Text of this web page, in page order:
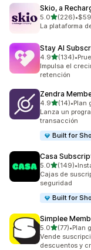
Skio, a
5.0de 5(226)
226 reseñas en
•
La plataforma
Stay AI
4.9de 5(134)
134 reseñas en
•
Impulsa el
retención
Zendra
4.9de 5(14)
14 reseñas en
•Plan
Lanza un
transacción
Built for
Casa
5.0de 5(149)
149 reseñas en
•
Cajas de
seguridad
Built for
Simplee
5.0de 5(77)
77 reseñas en
•Plan
Vende
descuentos y